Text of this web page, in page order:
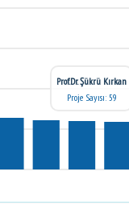
Prof.Dr. Şükrü Kırkan
Proje Sayısı: 59